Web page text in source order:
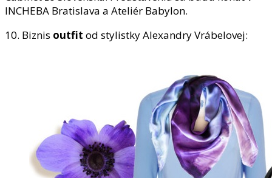
INCHEBA Bratislava a Ateliér Babylon.
10. Biznis outfit od stylistky Alexandry Vrábelovej: